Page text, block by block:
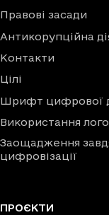
Правові засади
Антикорупційна
Контакти
Цілі
Шрифт цифрової
Використання
Заощадження
цифровізації
ПРОЄКТИ